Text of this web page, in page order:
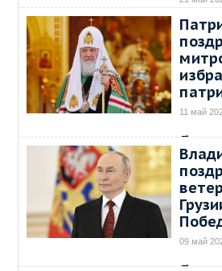
→
11 май
→
09 май
→